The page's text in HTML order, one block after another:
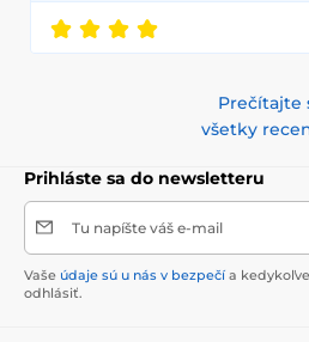
Prečítajte
všetky
Prihláste sa do newsletteru
Tu napíšte váš e-mail
Vaše údaje sú u nás v bezpečí a
odhlásiť.